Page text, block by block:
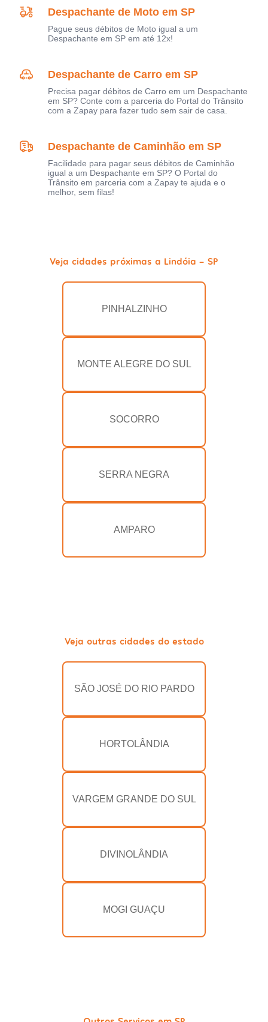
Despachante de Moto em SP
Pague seus débitos de Moto igual a um
Despachante em SP em até 12x!
Despachante de Carro em SP
Precisa pagar débitos de Carro em um Despachante
em SP? Conte com a parceria do Portal do Trânsito
com a Zapay para fazer tudo sem sair de casa.
Despachante de Caminhão em SP
Facilidade para pagar seus débitos de Caminhão
igual a um Despachante em SP? O Portal do
Trânsito em parceria com a Zapay te ajuda e o
melhor, sem filas!
Veja cidades próximas a Lindóia - SP
PINHALZINHO
MONTE ALEGRE DO SUL
SOCORRO
SERRA NEGRA
AMPARO
Veja outras cidades do estado
SÃO JOSÉ DO RIO PARDO
HORTOLÂNDIA
VARGEM GRANDE DO SUL
DIVINOLÂNDIA
MOGI GUAÇU